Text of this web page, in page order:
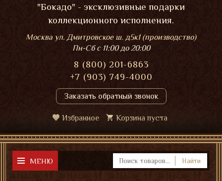
"Бокадо" - эксклюзивные подарки
коллекционного исполнения.
Москва ул. Дмитровское ш. д5к1 (производство)
Пн-Сбс 11:00 до 20:00
8 (800) 201-6863
+7 (903) 749-4000
Заказать обратный звонок
Избранное Корзина пуста
МЕНЮ Найти